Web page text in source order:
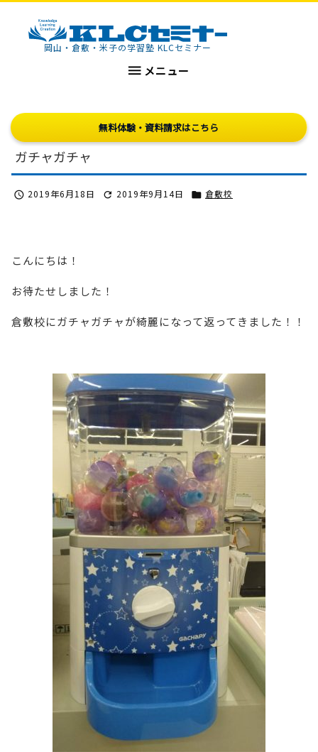
KLCセミナー岡山・倉敷・米子の学習塾 KLCセミナー
 メニュー
無料体験・資料請求はこちら
ガチャガチャ
 2019年6月18日  2019年9月14日  倉敷校
こんにちは！
お待たせしました！
倉敷校にガチャガチャが綺麗になって返ってきました！！